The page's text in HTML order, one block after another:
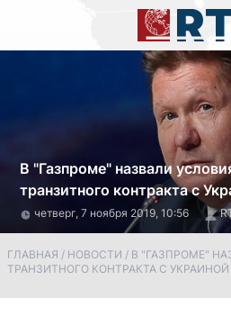
В "Газпроме" назвали
транзитного контракта с
четверг, 7 ноября 2019, 10:56
ГЛАВНАЯ / НОВОСТИ / В "ГАЗПРОМЕ"
ТРАНЗИТНОГО КОНТРАКТА С УКРАИНОЙ